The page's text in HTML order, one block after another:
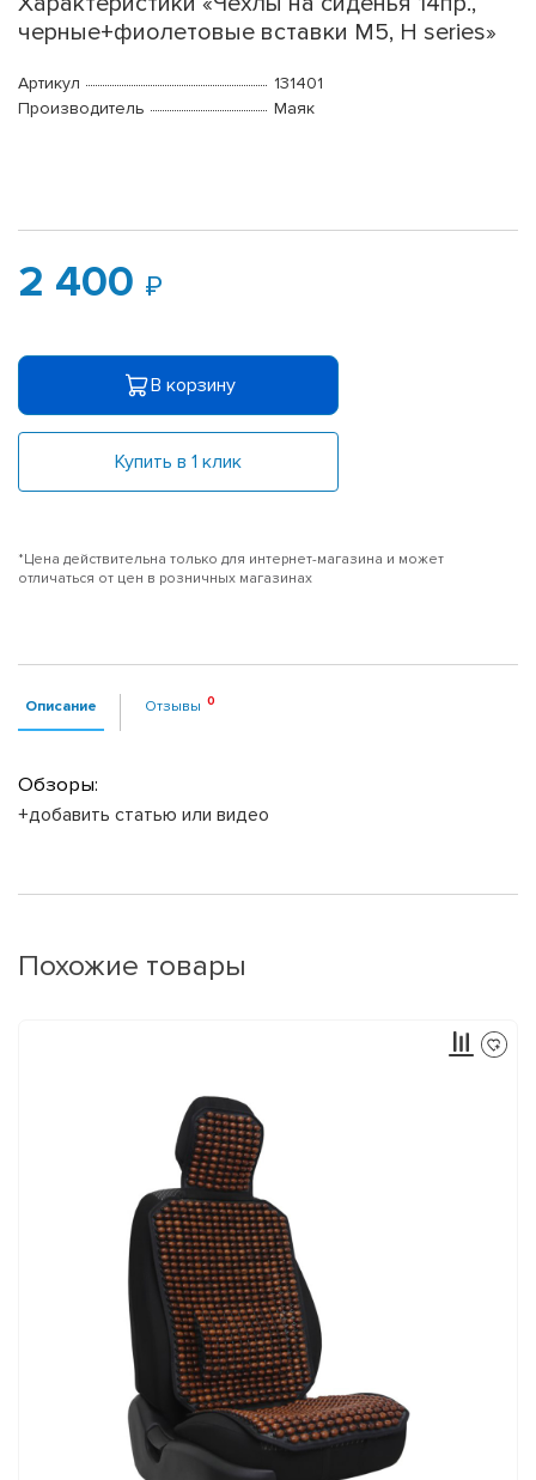
черные+фиолетовые вставки М5, H series»
Артикул
131401
Производитель
Маяк
2 400
В корзину
Купить в 1 клик
*Цена действительна только для интернет-магазина и может
отличаться от цен в розничных магазинах
Описание Отзывы
Обзоры:
+добавить статью или видео
Похожие товары